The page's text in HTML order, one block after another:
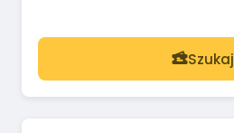
Szukaj